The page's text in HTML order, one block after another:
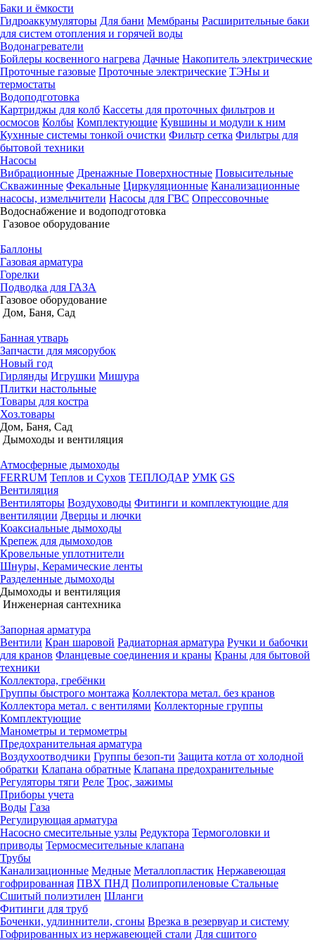
Баки и ёмкости
Гидроаккумуляторы Для бани Мембраны Расширительные баки
для систем отопления и горячей воды
Водонагреватели
Бойлеры косвенного нагрева Дачные Накопитель электрические
Проточные газовые Проточные электрические ТЭНы и
термостаты
Водоподготовка
Картриджы для колб Кассеты для проточных фильтров и
осмосов Колбы Комплектующие Кувшины и модули к ним
Кухнные системы тонкой очистки Фильтр сетка Фильтры для
бытовой техники
Насосы
Вибрационные Дренажные Поверхностные Повысительные
Скважинные Фекальные Циркуляционные Канализационные
насосы, измельчители Насосы для ГВС Опрессовочные
Водоснабжение и водоподготовка
Газовое оборудование
Баллоны
Газовая арматура
Горелки
Подводка для ГАЗА
Газовое оборудование
Дом, Баня, Сад
Банная утварь
Запчасти для мясорубок
Новый год
Гирлянды Игрушки Мишура
Плитки настольные
Товары для костра
Хоз.товары
Дом, Баня, Сад
Дымоходы и вентиляция
Атмосферные дымоходы
FERRUM Теплов и Сухов ТЕПЛОДАР УМК GS
Вентиляция
Вентиляторы Воздуховоды Фитинги и комплектующие для
вентиляции Дверцы и лючки
Коаксиальные дымоходы
Крепеж для дымоходов
Кровельные уплотнители
Шнуры, Керамические ленты
Разделенные дымоходы
Дымоходы и вентиляция
Инженерная сантехника
Запорная арматура
Вентили Кран шаровой Радиаторная арматура Ручки и бабочки
для кранов Фланцевые соединения и краны Краны для бытовой
техники
Коллектора, гребёнки
Группы быстрого монтажа Коллектора метал. без кранов
Коллектора метал. с вентилями Коллекторные группы
Комплектующие
Манометры и термометры
Предохранительная арматура
Воздухоотводчики Группы безоп-ти Защита котла от холодной
обратки Клапана обратные Клапана предохранительные
Регуляторы тяги Реле Трос, зажимы
Приборы учета
Воды Газа
Регулирующая арматура
Насосно смесительные узлы Редуктора Термоголовки и
приводы Термосмесительные клапана
Трубы
Канализационные Медные Металлопластик Нержавеющая
гофрированная ПВХ ПНД Полипропиленовые Стальные
Сшитый полиэтилен Шланги
Фитинги для труб
Боченки, удлиннители, сгоны Врезка в резервуар и систему
Гофрированных из нержавеющей стали Для сшитого